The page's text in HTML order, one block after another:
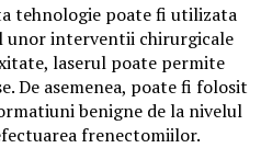
tehnologie poate fi utilizata
unor interventii chirurgicale
laserul poate permite
De asemenea, poate fi folosit
benigne de la nivelul
frenectomiilor.